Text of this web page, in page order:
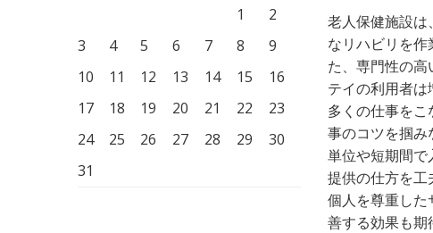
1
2
3
4 5 6 7 8
9
10
11 12 13 14 15
16
17
18 19 20 21 22
23
24
25 26 27 28 29
30
31
老人保健施設
なリハビリを
た、専門性の
テイの利用者
多くの仕事を
事のコツを掴み
単位や短期間で
提供の仕方を工
個人を尊重し
善する効果も期